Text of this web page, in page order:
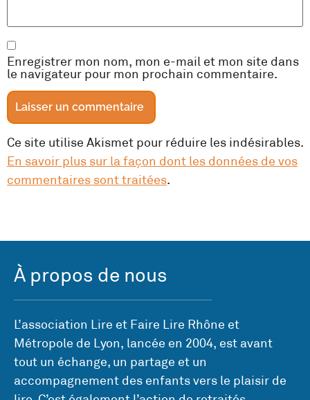
Enregistrer mon nom, mon e-mail et mon site dans
le navigateur pour mon prochain commentaire.
Ce site utilise Akismet pour réduire les indésirables.
En savoir plus sur la façon dont les données de vos
commentaires sont traitées.
À propos de nous
L’association Lire et Faire Lire Rhône et
Métropole de Lyon, lancée en 2004, est avant
tout un échange, un partage et un
accompagnement des enfants vers le plaisir de